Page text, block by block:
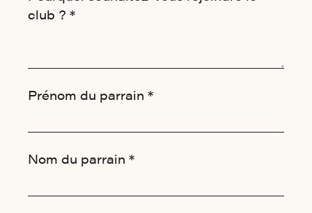
club ? *
Prénom du parrain *
Nom du parrain *